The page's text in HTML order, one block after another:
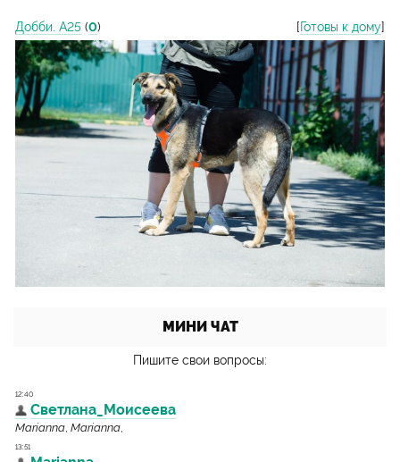
Добби. А25 (0) [Готовы к дому]
МИНИ ЧАТ
Пишите свои вопросы: